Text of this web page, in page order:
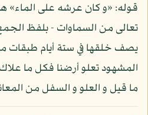
قوله: «و كان عرشه على الماء»
تعالى من السماوات - بلفظ
يصف خلقها في ستة أيام طبقات
المشهود تعلو أرضنا فكل ما
ما قيل و العلو و السفل من